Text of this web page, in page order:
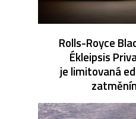
Rolls-Royce
Ékleipsis
je limitovaná